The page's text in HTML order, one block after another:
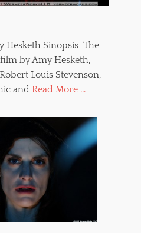
Hesketh Sinopsis The
by Amy Hesketh,
Louis Stevenson,
and Read More ...